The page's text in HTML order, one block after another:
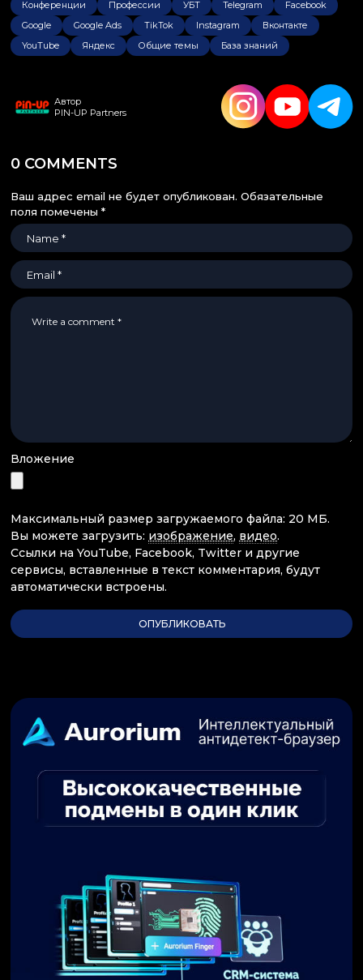
Конференции Профессии УБТ Telegram
Facebook
Google
Google Ads TikTok Instagram
Вконтакте
YouTube
Яндекс Общие темы База знаний
Автор
PIN-UP Partners
0 COMMENTS
Ваш адрес email не будет опубликован. Обязательные
поля помечены *
Вложение
Максимальный размер загружаемого файла: 20 МБ.
Вы можете загрузить: изображение, видео.
Ссылки на YouTube, Facebook, Twitter и другие
сервисы, вставленные в текст комментария, будут
автоматически встроены.